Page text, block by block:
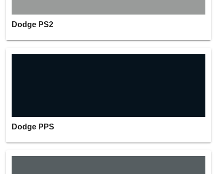
Dodge PS2
Dodge PPS